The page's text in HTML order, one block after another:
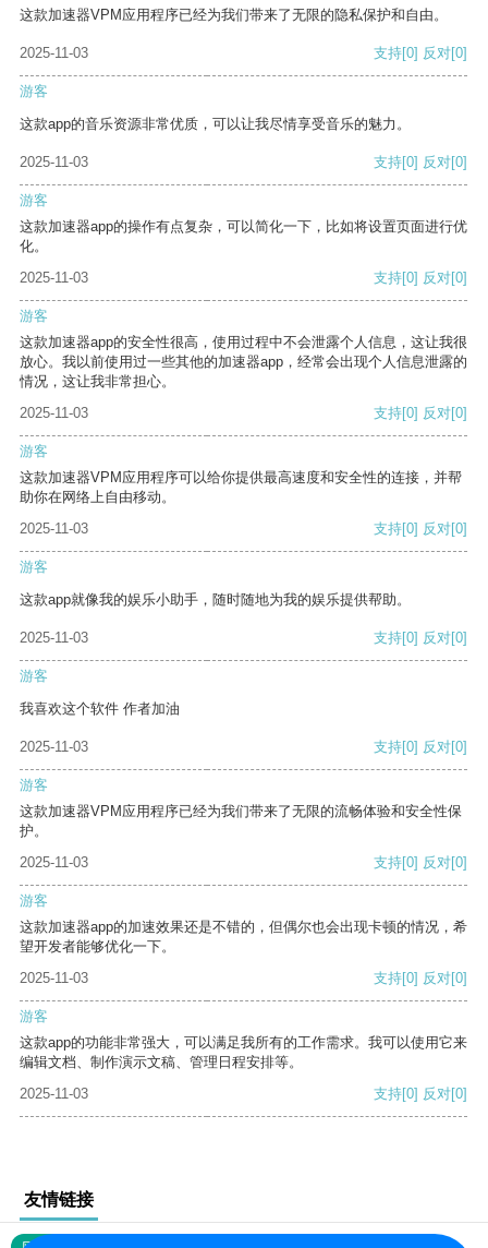
这款加速器VPM应用程序已经为我们带来了无限的隐私保护和自由。
2025-11-03 支持[0] 反对[0]
游客
这款app的音乐资源非常优质，可以让我尽情享受音乐的魅力。
2025-11-03 支持[0] 反对[0]
游客
这款加速器app的操作有点复杂，可以简化一下，比如将设置页面进行优
化。
2025-11-03
支持[0] 反对[0]
游客
这款加速器app的安全性很高，使用过程中不会泄露个人信息，这让我很
放心。我以前使用过一些其他的加速器app，经常会出现个人信息泄露的
情况，这让我非常担心。
2025-11-03
支持[0] 反对[0]
游客
这款加速器VPM应用程序可以给你提供最高速度和安全性的连接，并帮
助你在网络上自由移动。
2025-11-03
支持[0] 反对[0]
游客
这款app就像我的娱乐小助手，随时随地为我的娱乐提供帮助。
2025-11-03 支持[0] 反对[0]
游客
我喜欢这个软件 作者加油
2025-11-03 支持[0] 反对[0]
游客
这款加速器VPM应用程序已经为我们带来了无限的流畅体验和安全性保
护。
2025-11-03
支持[0] 反对[0]
游客
这款加速器app的加速效果还是不错的，但偶尔也会出现卡顿的情况，希
望开发者能够优化一下。
2025-11-03
支持[0] 反对[0]
游客
这款app的功能非常强大，可以满足我所有的工作需求。我可以使用它来
编辑文档、制作演示文稿、管理日程安排等。
2025-11-03
支持[0] 反对[0]
友情链接